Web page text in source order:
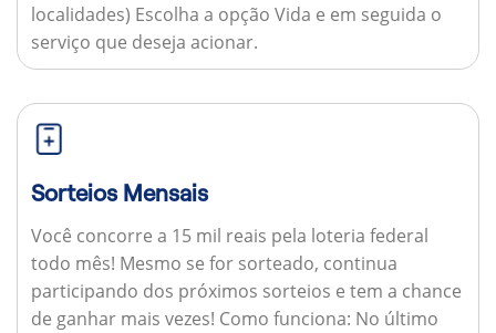
localidades) Escolha a opção Vida e em seguida o
serviço que deseja acionar.
Sorteios Mensais
Você concorre a 15 mil reais pela loteria federal
todo mês! Mesmo se for sorteado, continua
participando dos próximos sorteios e tem a chance
de ganhar mais vezes! Como funciona: No último